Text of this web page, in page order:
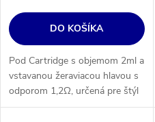
DO KOŠÍKA
Pod Cartridge s objemom 2ml a
vstavanou žeraviacou hlavou s
odporom 1,2Ω, určená pre štýl
vapovania utiahnutého DL